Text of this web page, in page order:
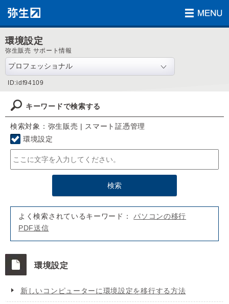
環境設定
弥生販売 サポート情報
ID:idf94109
キーワードで検索する
検索対象：弥生販売 | スマート証憑管理
環境設定
よく検索されているキーワード：パソコンの移行
PDF送信
環境設定
新しいコンピューターに環境設定を移行する方法